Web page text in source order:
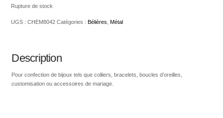
Rupture de stock
UGS :CHEM8042 Catégories :Bélières ,Métal
Description
Pour confection de bijoux tels que colliers, bracelets, boucles d’oreilles,
customisation ou accessoires de mariage.